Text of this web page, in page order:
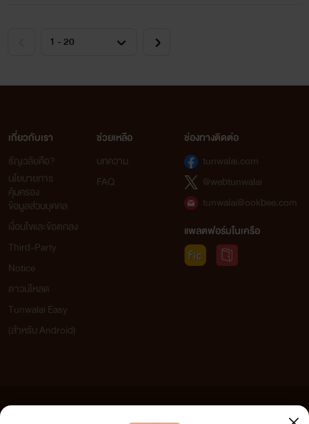
เกี่ยวกับเรา
ธัญวลัยคือ?
นโยบายการ
คุ้มครอง
ข้อมูลส่วนบุคคล
เงื่อนไขและข้อตกลง
Third-Party
Notice
ดาวน์โหลด
Tunwalai Easy
(สำหรับ Android)
ช่วยเหลือ
บทความ
FAQ
ช่องทางติดต่อ
tunwalai.com
@webtunwalai
tunwalai@ookbee.com
แพลตฟอร์มในเครือ